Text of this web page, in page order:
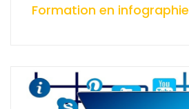
Formation en infographie